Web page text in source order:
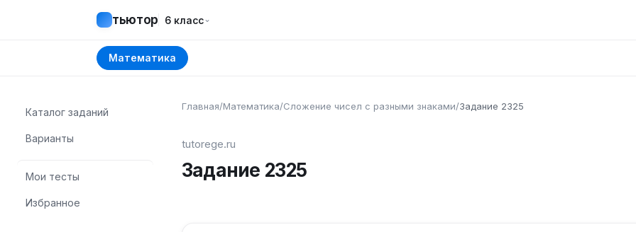
тьютор 6 класс⌄
Математика
Каталог заданий
Варианты
Мои тесты
Избранное
Главная/Математика/Сложение чисел с разными знаками/Задание 2325
tutorege.ru
Задание 2325